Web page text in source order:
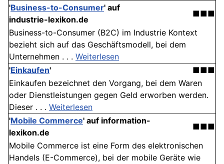
'Business-to-Consumer' auf
industrie-lexikon.de
■■■
Business-to-Consumer (B2C) im Industrie Kontext
bezieht sich auf das Geschäftsmodell, bei dem
Unternehmen . . . Weiterlesen
'Einkaufen'
■■■
Einkaufen bezeichnet den Vorgang, bei dem Waren
oder Dienstleistungen gegen Geld erworben werden.
Dieser . . . Weiterlesen
'Mobile Commerce' auf information-
lexikon.de
■■■
Mobile Commerce ist eine Form des elektronischen
Handels (E-Commerce), bei der mobile Geräte wie